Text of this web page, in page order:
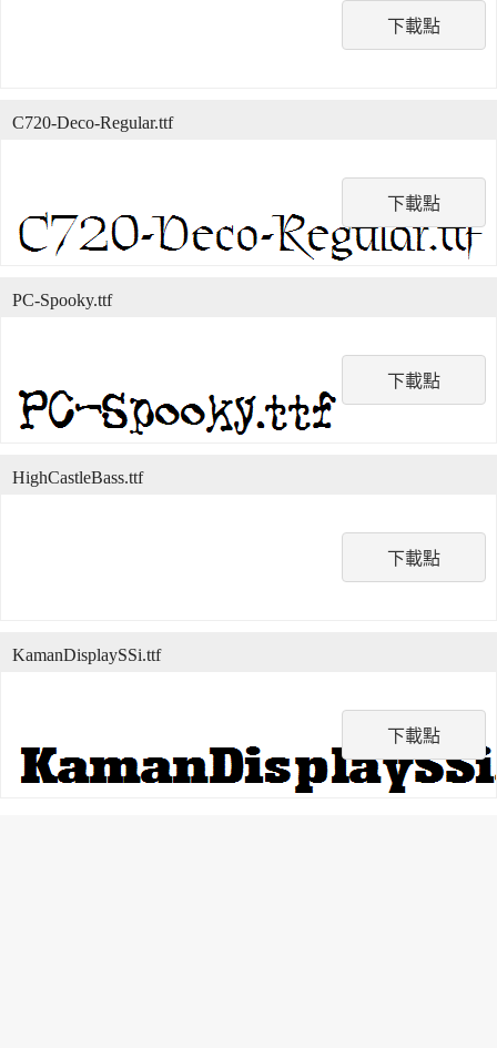
下載點
下載點
C720-Deco-Regular.ttf
下載點
PC-Spooky.ttf
下載點
HighCastleBass.ttf
下載點
KamanDisplaySSi.ttf